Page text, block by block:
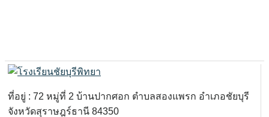
ที่อยู่ : 72 หมู่ที่ 2 บ้านปากศอก ตำบลสองแพรก อำเภอชัยบุรี
จังหวัดสุราษฎร์ธานี 84350